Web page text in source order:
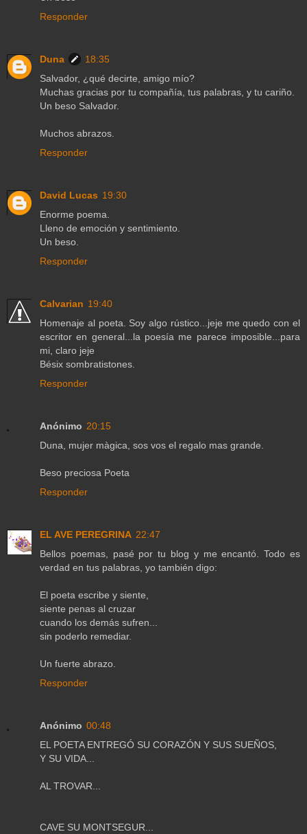
Responder
Duna
18:35
Salvador, ¿qué decirte, amigo mío?
Muchas gracias por tu compañía, tus palabras, y tu cariño.
Un beso Salvador.
Muchos abrazos.
Responder
David Lucas 19:30
Enorme poema.
Lleno de emoción y sentimiento.
Un beso.
Responder
Calvarian 19:40
Homenaje al poeta. Soy algo rústico...jeje me quedo con el
escritor en general...la poesía me parece imposible...para
mi, claro jeje
Bésix sombratistones.
Responder
Anónimo 20:15
Duna, mujer màgica, sos vos el regalo mas grande.
Beso preciosa Poeta
Responder
EL AVE PEREGRINA 22:47
Bellos poemas, pasé por tu blog y me encantó. Todo es
verdad en tus palabras, yo también digo:
El poeta escribe y siente,
siente penas al cruzar
cuando los demás sufren...
sin poderlo remediar.
Un fuerte abrazo.
Responder
Anónimo 00:48
EL POETA ENTREGÓ SU CORAZÓN Y SUS SUEÑOS,
Y SU VIDA...
AL TROVAR...
CAVE SU MONTSEGUR...